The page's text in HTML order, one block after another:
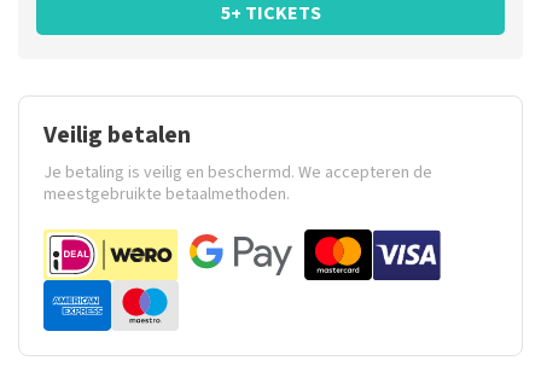
5+ TICKETS
Veilig betalen
Je betaling is veilig en beschermd. We accepteren de
meestgebruikte betaalmethoden.